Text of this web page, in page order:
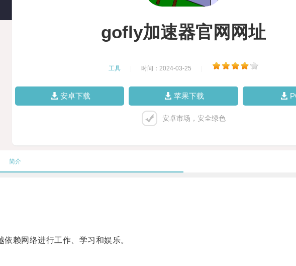
gofly加速器官网网址
工具 时间：2024-03-25
安卓下载 苹果下载
安卓市场，安全绿色
简介
赖网络进行工作、学习和娱乐。